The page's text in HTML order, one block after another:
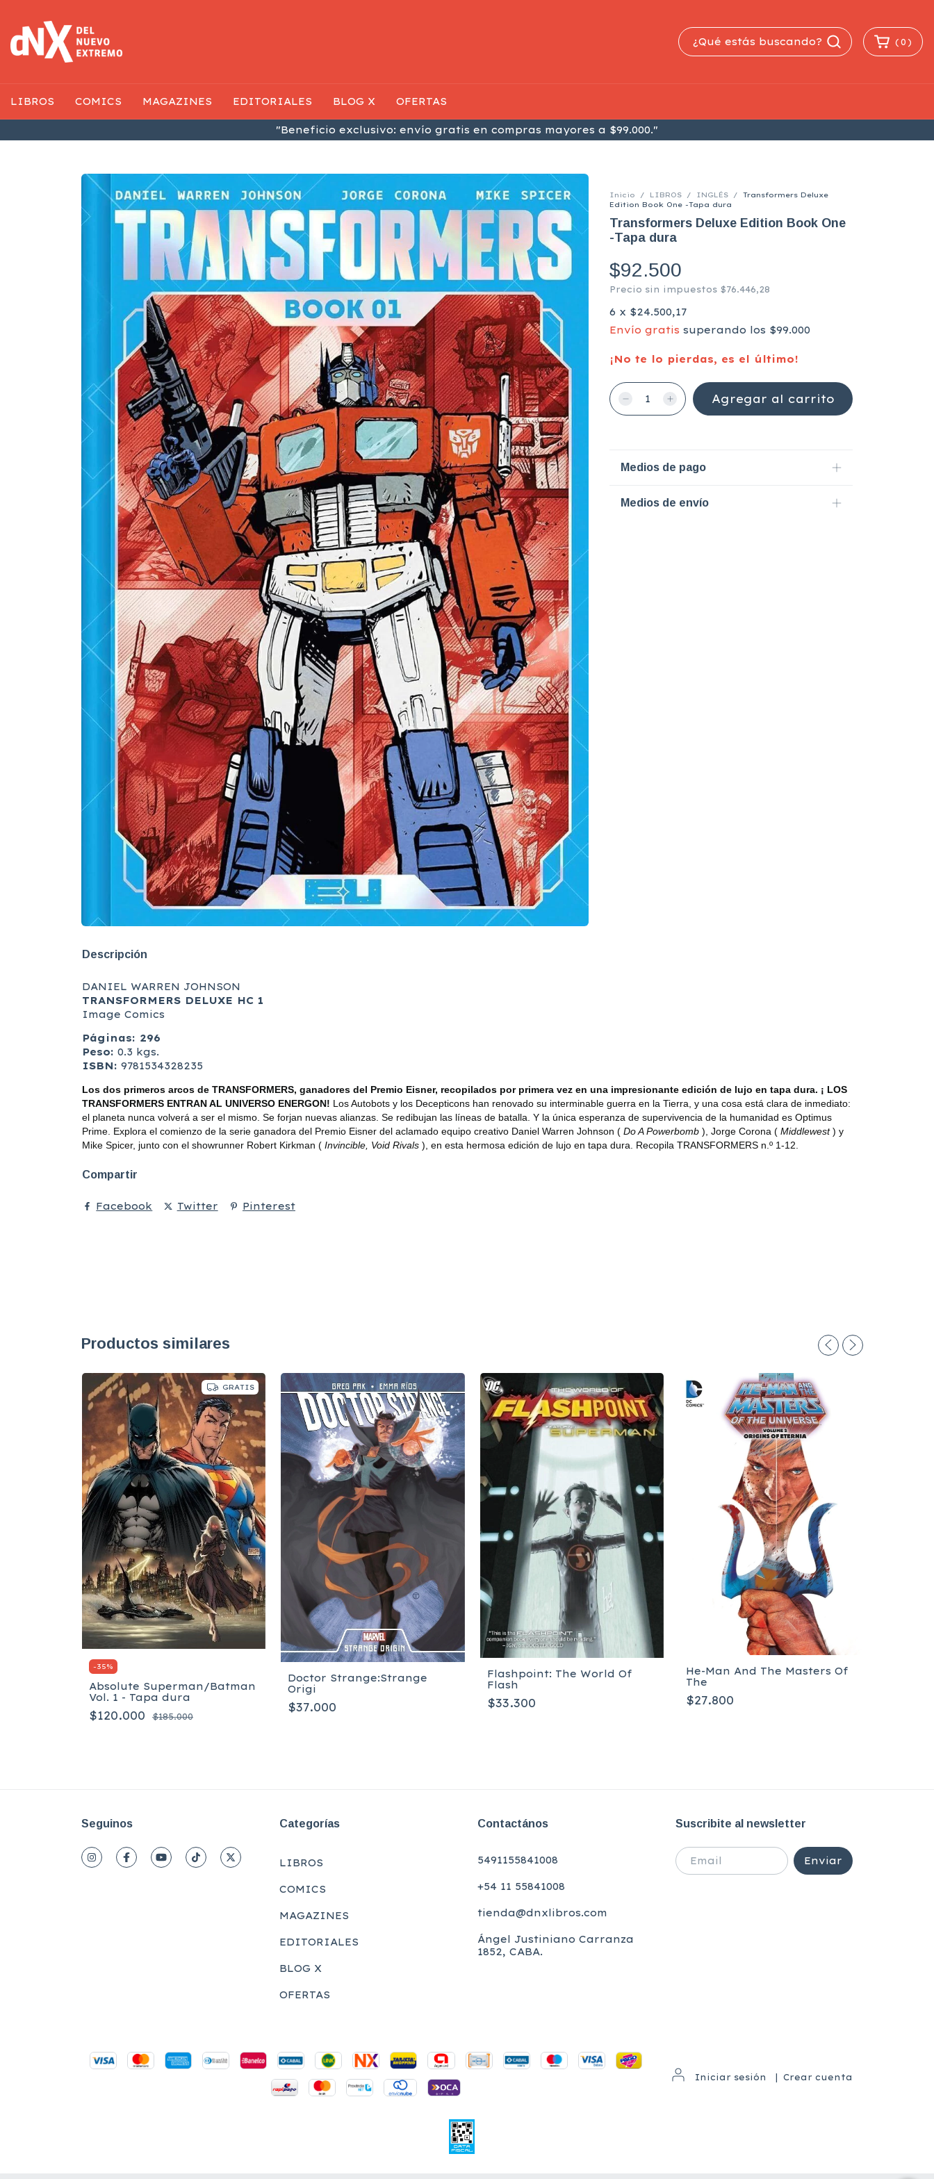
"Beneficio exclusivo: envío gratis en compras mayores a $99.000."
( 0 )
LIBROS COMICS MAGAZINES EDITORIALES BLOG X OFERTAS
Inicio / LIBROS / INGLÉS /
Transformers Deluxe
Edition Book One -Tapa dura
Transformers Deluxe Edition Book One
-Tapa dura
$92.500
Precio sin impuestos $76.446,28
6 x $24.500,17
Envío gratis superando los $99.000
¡No te lo pierdas, es el último!
Medios de pago
Medios de envío
Descripción
DANIEL WARREN JOHNSON
TRANSFORMERS DELUXE HC 1
Image Comics
Páginas: 296
Peso: 0.3 kgs.
ISBN: 9781534328235
Los dos primeros arcos de TRANSFORMERS, ganadores del Premio Eisner, recopilados por primera vez en una impresionante edición de lujo en tapa dura. ¡ LOS
TRANSFORMERS ENTRAN AL UNIVERSO ENERGON! Los Autobots y los Decepticons han renovado su interminable guerra en la Tierra, y una cosa está clara de inmediato:
el planeta nunca volverá a ser el mismo. Se forjan nuevas alianzas. Se redibujan las líneas de batalla. Y la única esperanza de supervivencia de la humanidad es Optimus
Prime. Explora el comienzo de la serie ganadora del Premio Eisner del aclamado equipo creativo Daniel Warren Johnson ( Do A Powerbomb ), Jorge Corona ( Middlewest) y
Mike Spicer, junto con el showrunner Robert Kirkman ( Invincible, Void Rivals ), en esta hermosa edición de lujo en tapa dura. Recopila TRANSFORMERS n.º 1-12.
Compartir
Facebook Twitter Pinterest
Productos similares
GRATIS
-35%
Absolute Superman/Batman
Vol. 1 - Tapa dura
$120.000 $185.000
Doctor Strange:Strange
Origi
$37.000
Flashpoint: The World Of
Flash
$33.300
He-Man And The Masters Of
The
$27.800
Seguinos Categorías
LIBROS
COMICS
MAGAZINES
EDITORIALES
BLOG X
OFERTAS
Contactános
5491155841008
+54 11 55841008
tienda@dnxlibros.com
Ángel Justiniano Carranza
1852, CABA.
Suscribite al newsletter
Iniciar sesión | Crear cuenta